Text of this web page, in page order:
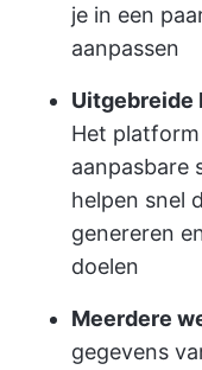
je in een
aanpassen
Uitgebreide
Het
aanpasbare
helpen snel
genereren
doelen
Meerdere
gegevens